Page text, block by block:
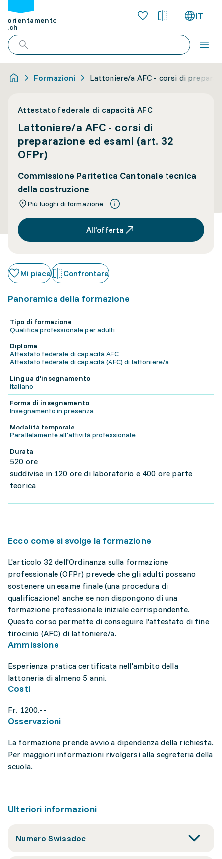
orientamento
.ch
IT
Formazioni Lattoniere/a AFC - corsi di
Attestato federale di capacità AFC
Lattoniere/a AFC - corsi di
preparazione ed esami (art. 32
OFPr)
Commissione Paritetica Cantonale tecnica
della costruzione
Più luoghi di formazione
All’offerta
Mi piace Confrontare
Panoramica della formazione
Tipo di formazione
Qualifica professionale per adulti
Diploma
Attestato federale di capacità AFC
Attestato federale di capacità (AFC) di lattoniere/a
Lingua d'insegnamento
italiano
Forma di insegnamento
Insegnamento in presenza
Modalità temporale
Parallelamente all'attività professionale
Durata
520 ore
suddivise in 120 ore di laboratorio e 400 ore parte
teorica
Ecco come si svolge la formazione
L'articolo 32 dell'Ordinanza sulla formazione
professionale (OFPr) prevede che gli adulti possano
sostenere un esame finale (una procedura di
qualificazione) anche se non dispongono di una
formazione professionale iniziale corrispondente.
Questo corso permette di conseguire l'attestato di fine
tirocinio (AFC) di lattoniere/a.
Ammissione
Esperienza pratica certificata nell'ambito della
lattoneria di almeno 5 anni.
Costi
Fr. 1200.--
Osservazioni
La formazione prende avvio a dipendenza della richiesta.
Per maggiori informazioni rivolgersi alla segreteria della
scuola.
Ulteriori informazioni
Numero Swissdoc